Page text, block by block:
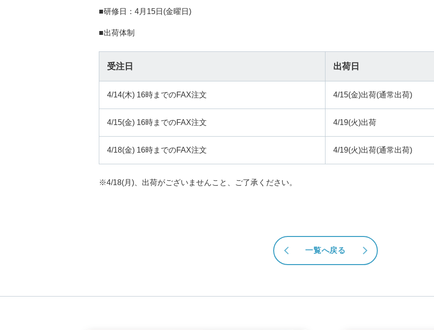
■研修日：4月15日(金曜日)
■出荷体制
受注日 出荷日
4/14(木) 16時までのFAX注文 4/15(金)出荷(通常出荷)
4/15(金) 16時までのFAX注文 4/19(火)出荷
4/18(金) 16時までのFAX注文 4/19(火)出荷(通常出荷)
※4/18(月)、出荷がございませんこと、ご了承ください。
一覧へ戻る